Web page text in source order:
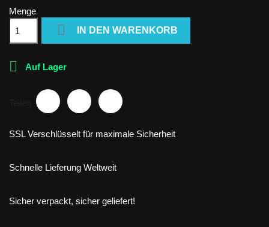
Menge
 IN DEN WARENKORB
 Auf Lager
SSL Verschlüsselt für maximale Sicherheit
Schnelle Lieferung Weltweit
Sicher verpackt, sicher geliefert!